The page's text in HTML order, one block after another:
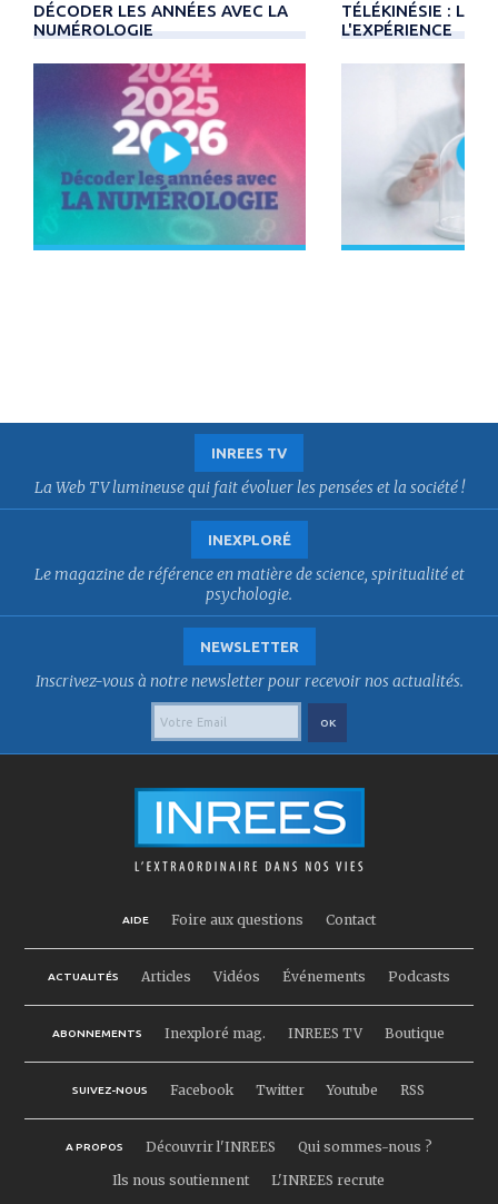
DÉCODER LES ANNÉES AVEC LA
NUMÉROLOGIE
TÉLÉKINÉSIE : LA
L'EXPÉRIENCE
INREES TV
La Web TV lumineuse qui fait évoluer les pensées et la société !
INEXPLORÉ
Le magazine de référence en matière de science, spiritualité et
psychologie.
NEWSLETTER
Inscrivez-vous à notre newsletter pour recevoir nos actualités.
AIDE Foire aux questions Contact
ACTUALITÉS Articles Vidéos Événements Podcasts
ABONNEMENTS Inexploré mag. INREES TV Boutique
SUIVEZ-NOUS Facebook Twitter Youtube RSS
A PROPOS Découvrir l'INREES
Qui sommes-nous ?
Ils nous soutiennent
L'INREES recrute